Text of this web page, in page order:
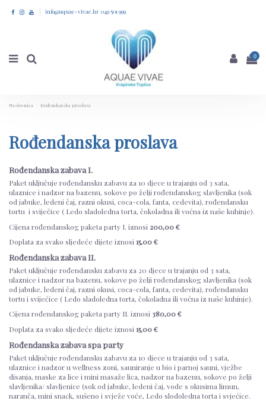
info@aquae-vivae.hr 049 501 999
0
Naslovnica Rođendanska proslava
Rođendanska proslava
Rođendanska zabava I.
Paket uključuje rođendansku zabavu za 10 djece u trajanju od 3 sata,
ulaznice i nadzor na bazenu, sokove po želji rođendanskog slavljenika (sok
od jabuke, ledeni čaj, razni okusi, coca-cola, fanta, cedevita), rođendansku
tortu i sviječice ( Ledo sladoledna torta, čokoladna ili voćna iz naše kuhinje).
Cijena rođendanskog paketa party I. iznosi 200,00 €
Doplata za svako sljedeće dijete iznosi 15,00 €
Rođendanska zabava II.
Paket uključuje rođendansku zabavu za 20 djece u trajanju od 3 sata,
ulaznice i nadzor na bazenu, sokove po želji rođendanskog slavljenika (sok
od jabuke, ledeni čaj, razni okusi, coca-cola, fanta, cedevita), rođendansku
tortu i svijećice ( Ledo sladoledna torta, čokoladna ili voćna iz naše kuhinje).
Cijena rođendanskog paketa party II. iznosi 380,00 €
Doplata za svako sljedeće dijete iznosi 15,00 €
Rođendanska zabava spa party
Paket uključuje rođendansku zabavu za 10 djece u trajanju od 3 sata,
ulaznice i nadzor u wellness zoni, sauniranje u bio i parnoj sauni, vježbe
disanja, maske za lice i mini masaže lica, nadzor na bazenu, sokove po želji
slavljenika/ slavljenice (sok od jabuke, ledeni čaj, vode s okusima limun,
naranča, mini snack, sušeno i svježe voće, Ledo slodoledna torta i svjećice.